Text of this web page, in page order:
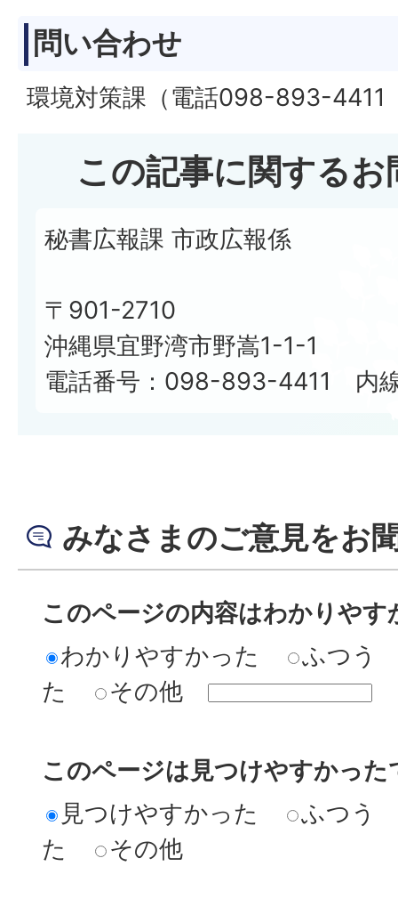
問い合わせ
環境対策課（電話098-893-
この記事に関する
秘書広報課 市政広報係
〒901-2710
沖縄県宜野湾市野嵩1-1-1
電話番号：098-893-4411 内
みなさまのご意見をお
このページの内容はわかりやす
わかりやすかった
ふつう
た
その他
このページは見つけやすかった
見つけやすかった
ふつう
た
その他